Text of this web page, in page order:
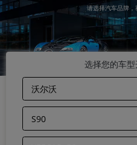
请选择汽车品牌，
选择您的车